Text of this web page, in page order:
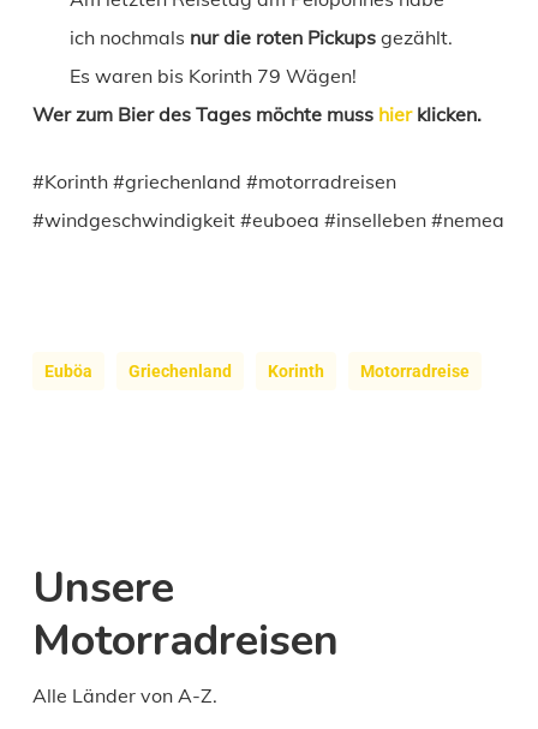
ich nochmals nur die roten Pickups gezählt.
Es waren bis Korinth 79 Wägen!
Wer zum Bier des Tages möchte muss hierklicken.
#Korinth #griechenland #motorradreisen
#windgeschwindigkeit #euboea #inselleben #nemea
Euböa Griechenland Korinth Motorradreise
Unsere
Motorradreisen
Alle Länder von A-Z.